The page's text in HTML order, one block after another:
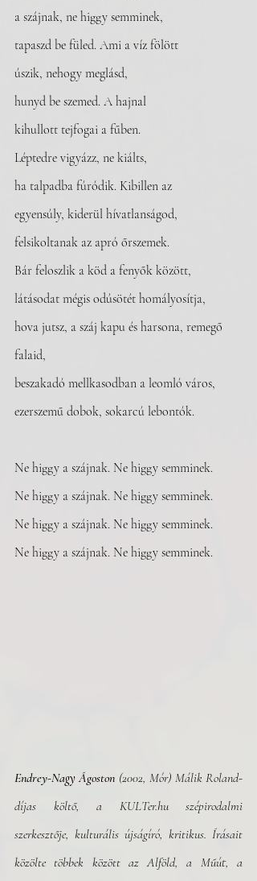
a szájnak, ne higgy semminek,
tapaszd be füled. Ami a víz fölött
úszik, nehogy meglásd,
hunyd be szemed. A hajnal
kihullott tejfogai a fűben.
Léptedre vigyázz, ne kiálts,
ha talpadba fúródik. Kibillen az
egyensúly, kiderül hívatlanságod,
felsikoltanak az apró őrszemek.
Bár feloszlik a köd a fenyők között,
látásodat mégis odúsötét homályosítja,
hova jutsz, a száj kapu és harsona, remegő
falaid,
beszakadó mellkasodban a leomló város,
ezerszemű dobok, sokarcú lebontók.
Ne higgy a szájnak. Ne higgy semminek.
Ne higgy a szájnak. Ne higgy semminek.
Ne higgy a szájnak. Ne higgy semminek.
Ne higgy a szájnak. Ne higgy semminek.
Endrey-Nagy Ágoston (2002, Mór) Málik Roland-
díjas költő, a KULTer.hu szépirodalmi
szerkesztője, kulturális újságíró, kritikus. Írásait
közölte többek között az Alföld, a Műút, a